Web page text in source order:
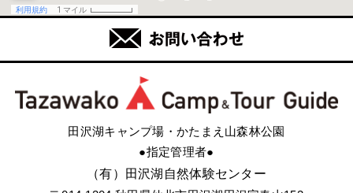
田沢湖キャンプ場・かたまえ山森林公園
●指定管理者●
（有）田沢湖自然体験センター